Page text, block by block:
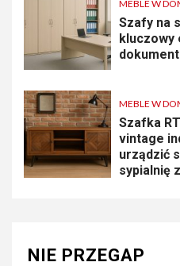
MEBLE W
Szafy na
kluczowy
MEBLE W
Szafka
vintage
urządzić
sypialnię
NIE PRZEGAP